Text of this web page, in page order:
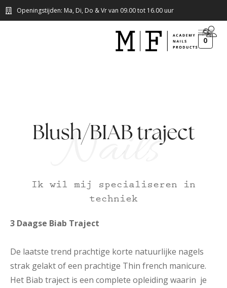
Openingstijden: Ma, Di, Do & Vr van 09.00 tot 16.00 uur
0
Nails
Blush/BIAB traject
Ik wil mij specialiseren in
techniek
3 Daagse Biab Traject
De laatste trend prachtige korte natuurlijke nagels
strak gelakt of een prachtige Thin french manicure.
Het Biab traject is een complete opleiding waarin je